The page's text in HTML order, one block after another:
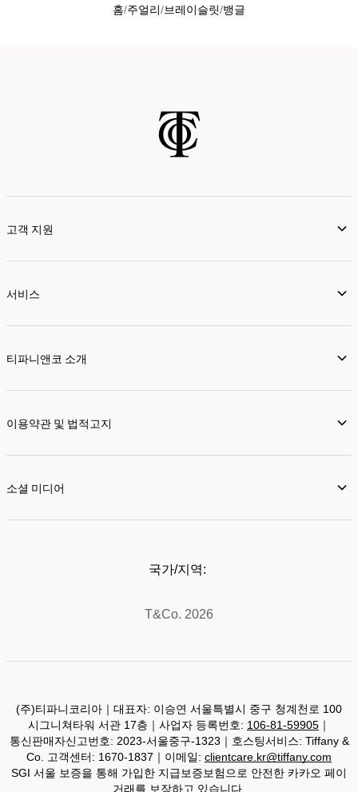
홈 주얼리 브레이슬릿 뱅글
고객 지원
서비스
티파니앤코 소개
이용약관 및 법적고지
소셜 미디어
T&Co. 2026
국가/지역:
(주)티파니코리아｜대표자: 이승연 서울특별시 중구 청계천로 100
시그니쳐타워 서관 17층｜사업자 등록번호: 106-81-59905 ｜
통신판매자신고번호: 2023-서울중구-1323｜호스팅서비스: Tiffany &
Co. 고객센터: 1670-1837｜이메일: clientcare.kr@tiffany.com
SGI 서울 보증을 통해 가입한 지급보증보험으로 안전한 카카오 페이
거래를 보장하고 있습니다.